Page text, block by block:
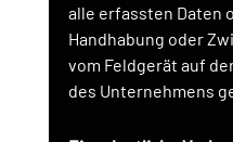
alle erfassten Daten
Handhabung oder
vom Feldgerät auf
des Unternehmens